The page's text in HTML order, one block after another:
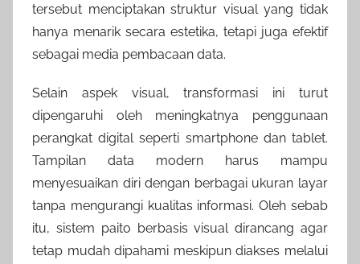
tersebut menciptakan struktur visual yang tidak
hanya menarik secara estetika, tetapi juga efektif
sebagai media pembacaan data.
Selain aspek visual, transformasi ini turut
dipengaruhi oleh meningkatnya penggunaan
perangkat digital seperti smartphone dan tablet.
Tampilan data modern harus mampu
menyesuaikan diri dengan berbagai ukuran layar
tanpa mengurangi kualitas informasi. Oleh sebab
itu, sistem paito berbasis visual dirancang agar
tetap mudah dipahami meskipun diakses melalui